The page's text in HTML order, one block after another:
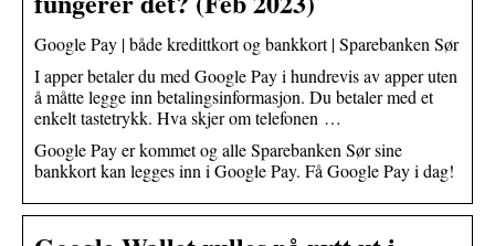
Google Pay | både kredittkort og bankkort | Sparebanken Sør
I apper betaler du med Google Pay i hundrevis av apper uten
å måtte legge inn betalingsinformasjon. Du betaler med et
enkelt tastetrykk. Hva skjer om telefonen …
Google Pay er kommet og alle Sparebanken Sør sine
bankkort kan legges inn i Google Pay. Få Google Pay i dag!